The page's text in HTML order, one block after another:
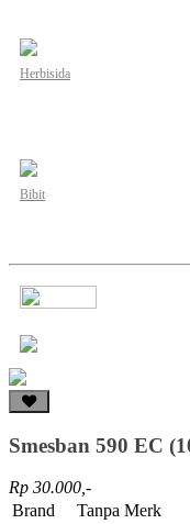
Herbisida
Bibit
Smesban 590 EC
Rp 30.000,-
Brand
Tanpa Merk